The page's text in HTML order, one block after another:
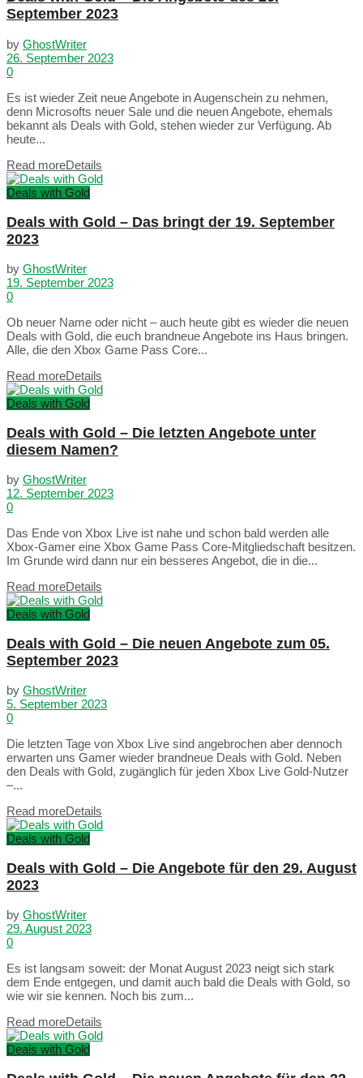
September 2023
by GhostWriter
26. September 2023
0
Es ist wieder Zeit neue Angebote in Augenschein zu nehmen,
denn Microsofts neuer Sale und die neuen Angebote, ehemals
bekannt als Deals with Gold, stehen wieder zur Verfügung. Ab
heute...
Read moreDetails
Deals with Gold
Deals with Gold – Das bringt der 19. September
2023
by GhostWriter
19. September 2023
0
Ob neuer Name oder nicht – auch heute gibt es wieder die neuen
Deals with Gold, die euch brandneue Angebote ins Haus bringen.
Alle, die den Xbox Game Pass Core...
Read moreDetails
Deals with Gold
Deals with Gold – Die letzten Angebote unter
diesem Namen?
by GhostWriter
12. September 2023
0
Das Ende von Xbox Live ist nahe und schon bald werden alle
Xbox-Gamer eine Xbox Game Pass Core-Mitgliedschaft besitzen.
Im Grunde wird dann nur ein besseres Angebot, die in die...
Read moreDetails
Deals with Gold
Deals with Gold – Die neuen Angebote zum 05.
September 2023
by GhostWriter
5. September 2023
0
Die letzten Tage von Xbox Live sind angebrochen aber dennoch
erwarten uns Gamer wieder brandneue Deals with Gold. Neben
den Deals with Gold, zugänglich für jeden Xbox Live Gold-Nutzer
–...
Read moreDetails
Deals with Gold
Deals with Gold – Die Angebote für den 29. August
2023
by GhostWriter
29. August 2023
0
Es ist langsam soweit: der Monat August 2023 neigt sich stark
dem Ende entgegen, und damit auch bald die Deals with Gold, so
wie wir sie kennen. Noch bis zum...
Read moreDetails
Deals with Gold